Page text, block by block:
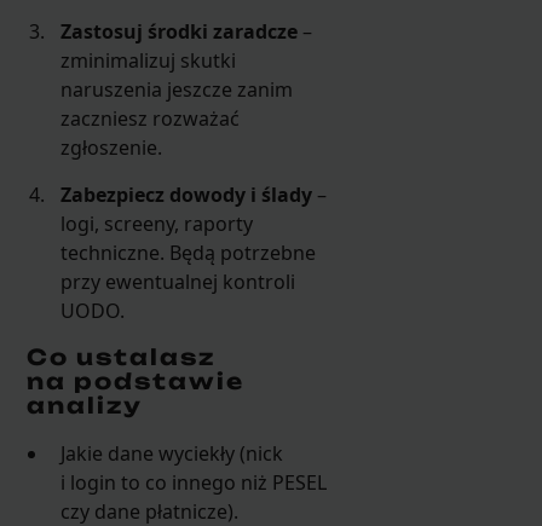
Zastosuj środki zaradcze –
zminimalizuj skutki
naruszenia jeszcze zanim
zaczniesz rozważać
zgłoszenie.
Zabezpiecz dowody i ślady –
logi, screeny, raporty
techniczne. Będą potrzebne
przy ewentualnej kontroli
UODO.
Co ustalasz
na podstawie
analizy
Jakie dane wyciekły (nick
i login to co innego niż PESEL
czy dane płatnicze).